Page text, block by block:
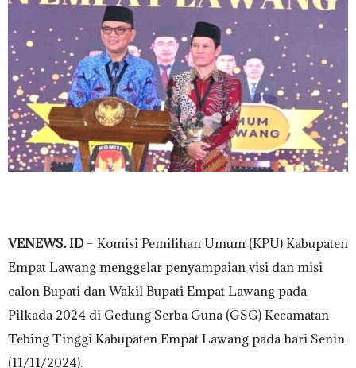
VENEWS. ID– Komisi Pemilihan Umum (KPU) Kabupaten
Empat Lawang menggelar penyampaian visi dan misi
calon Bupati dan Wakil Bupati Empat Lawang pada
Pilkada 2024 di Gedung Serba Guna (GSG) Kecamatan
Tebing Tinggi Kabupaten Empat Lawang pada hari Senin
(11/11/2024).